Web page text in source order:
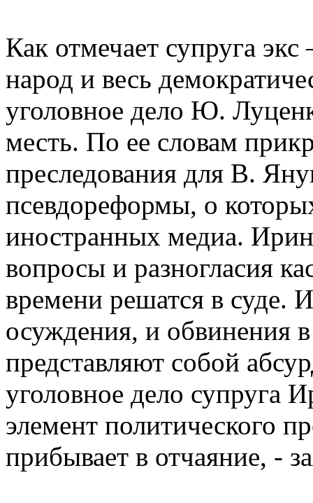
Как отмечает супруга
народ и весь
уголовное дело Ю.
месть. По ее словам
преследования для В.
псевдореформы, о
иностранных медиа.
вопросы и разногласия
времени решатся в суде.
осуждения, и обвинения
представляют собой
уголовное дело
элемент политического
прибывает в отчаяние, -